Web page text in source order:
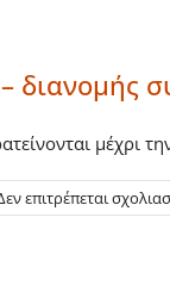
μέχρι
επιτρέπεται